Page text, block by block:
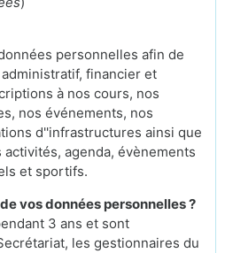
personnelles afin de
financier et
à nos cours, nos
nos événements, nos
d''infrastructures ainsi que
agenda, évènements
et sportifs.
vos données personnelles ?
3 ans et sont
les gestionnaires du